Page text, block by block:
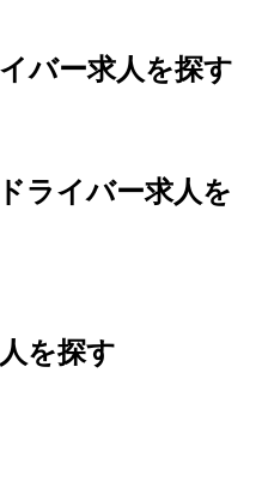
バー求人を探す
ライバー求人を
を探す